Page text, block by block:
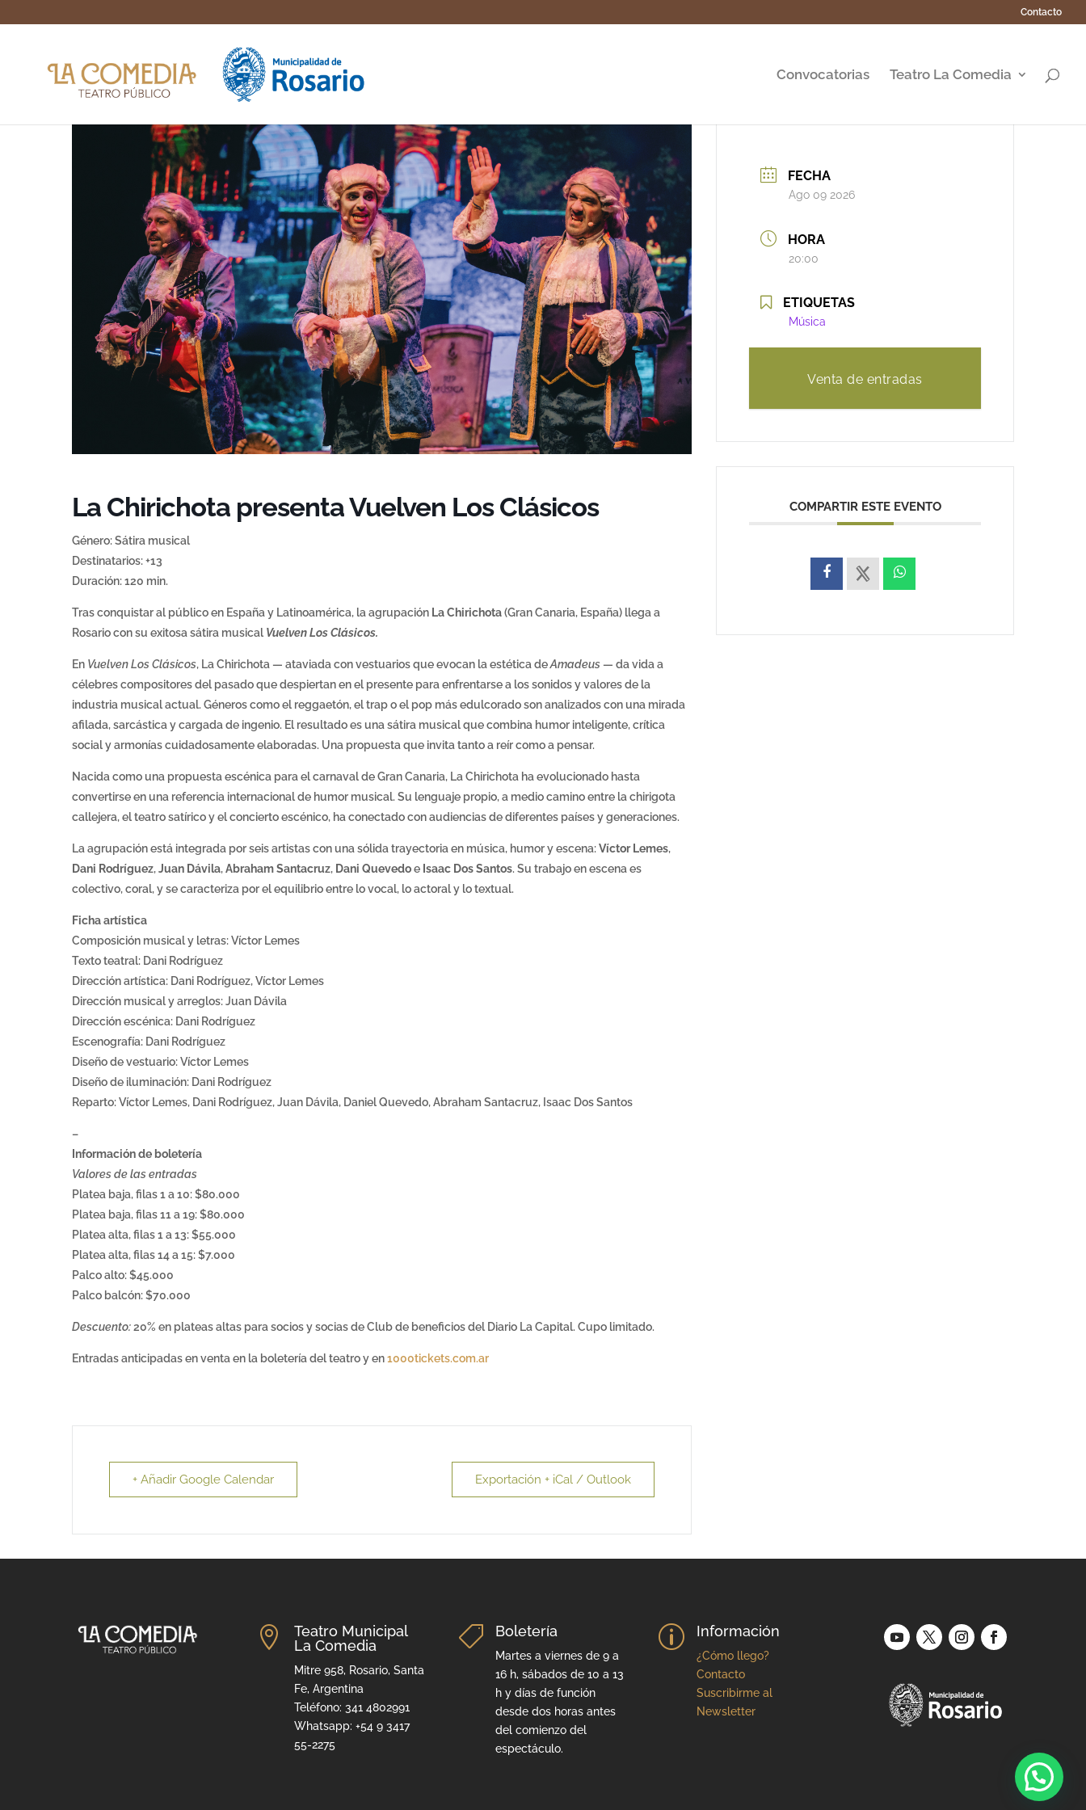
Contacto
Convocatorias Teatro La Comedia
La Chirichota presenta Vuelven Los Clásicos
Género: Sátira musical
Destinatarios: +13
Duración: 120 min.
Tras conquistar al público en España y Latinoamérica, la agrupación La Chirichota(Gran Canaria, España) llega a
Rosario con su exitosa sátira musical Vuelven Los Clásicos.
En Vuelven Los Clásicos, La Chirichota — ataviada con vestuarios que evocan la estética deAmadeus — da vida a
célebres compositores del pasado que despiertan en el presente para enfrentarse a los sonidos y valores de la
industria musical actual. Géneros como el reggaetón, el trap o el pop más edulcorado son analizados con una mirada
afilada, sarcástica y cargada de ingenio. El resultado es una sátira musical que combina humor inteligente, crítica
social y armonías cuidadosamente elaboradas. Una propuesta que invita tanto a reír como a pensar.
Nacida como una propuesta escénica para el carnaval de Gran Canaria, La Chirichota ha evolucionado hasta
convertirse en una referencia internacional de humor musical. Su lenguaje propio, a medio camino entre la chirigota
callejera, el teatro satírico y el concierto escénico, ha conectado con audiencias de diferentes países y generaciones.
La agrupación está integrada por seis artistas con una sólida trayectoria en música, humor y escena:Víctor Lemes,
Dani Rodríguez,Juan Dávila,Abraham Santacruz, Dani Quevedoe Isaac Dos Santos. Su trabajo en escena es
colectivo, coral, y se caracteriza por el equilibrio entre lo vocal, lo actoral y lo textual.
Ficha artística
Composición musical y letras: Víctor Lemes
Texto teatral: Dani Rodríguez
Dirección artística: Dani Rodríguez, Víctor Lemes
Dirección musical y arreglos: Juan Dávila
Dirección escénica: Dani Rodríguez
Escenografía: Dani Rodríguez
Diseño de vestuario: Víctor Lemes
Diseño de iluminación: Dani Rodríguez
Reparto: Víctor Lemes, Dani Rodríguez, Juan Dávila, Daniel Quevedo, Abraham Santacruz, Isaac Dos Santos
–
Información de boletería
Valores de las entradas
Platea baja, filas 1 a 10: $80.000
Platea baja, filas 11 a 19: $80.000
Platea alta, filas 1 a 13: $55.000
Platea alta, filas 14 a 15: $7.000
Palco alto: $45.000
Palco balcón: $70.000
Descuento:20% en plateas altas para socios y socias de Club de beneficios del Diario La Capital. Cupo limitado.
Entradas anticipadas en venta en la boletería del teatro y en1000tickets.com.ar
+ Añadir Google Calendar Exportación + iCal / Outlook
FECHA
Ago 09 2026
HORA
20:00
ETIQUETAS
Música
Venta de entradas
COMPARTIR ESTE EVENTO

Teatro Municipal
La Comedia
Mitre 958, Rosario, Santa
Fe, Argentina
Teléfono: 341 4802991
Whatsapp: +54 9 3417
55-2275
 Boletería
Martes a viernes de 9 a
16 h, sábados de 10 a 13
h y días de función
desde dos horas antes
del comienzo del
espectáculo.
p Información
¿Cómo llego?
Contacto
Suscribirme al
Newsletter